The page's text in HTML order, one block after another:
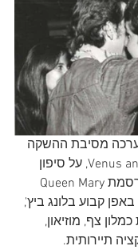
במרץ 1975 נערכה מסיבת ההשקה
של האלבום Venus and Mars, על סיפון
באפן קבוע בלונג ביץ',
צף, מוזיאון,
תיירותית.